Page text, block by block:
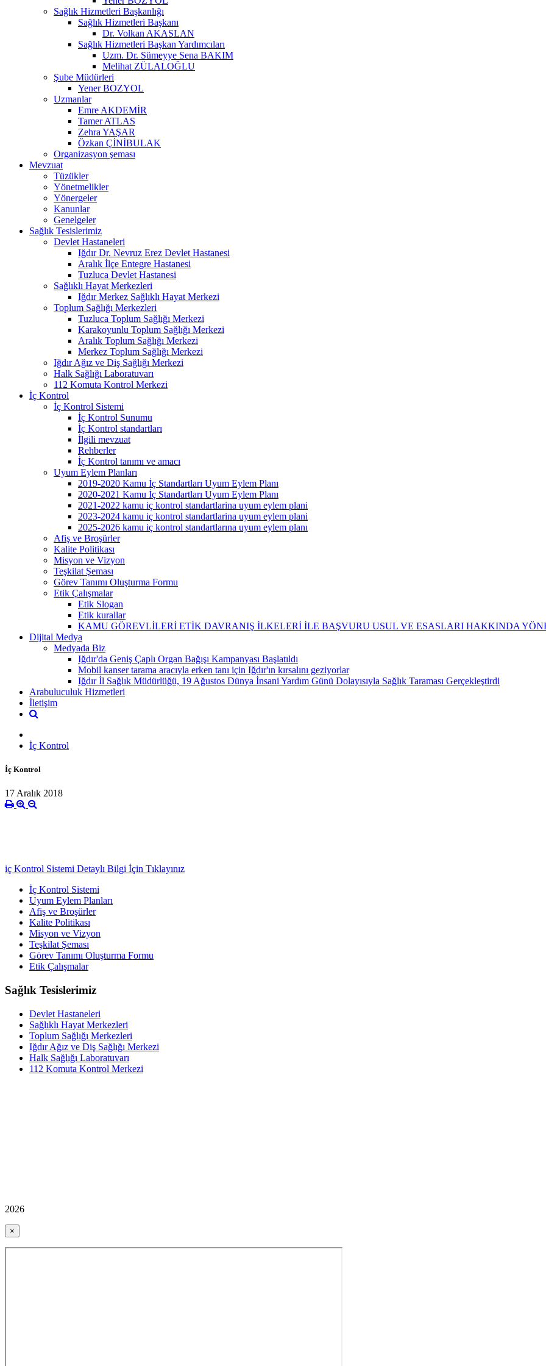
Sağlık Hizmetleri Başkanlığı
Sağlık Hizmetleri Başkanı
Dr. Volkan AKASLAN
Sağlık Hizmetleri Başkan Yardımcıları
Uzm. Dr. Sümeyye Sena BAKIM
Melihat ZÜLALOĞLU
Şube Müdürleri
Yener BOZYOL
Uzmanlar
Emre AKDEMİR
Tamer ATLAS
Zehra YAŞAR
Özkan ÇİNİBULAK
Organizasyon şeması
Mevzuat
Tüzükler
Yönetmelikler
Yönergeler
Kanunlar
Genelgeler
Sağlık Tesislerimiz
Devlet Hastaneleri
Iğdır Dr. Nevruz Erez Devlet Hastanesi
Aralık İlçe Entegre Hastanesi
Tuzluca Devlet Hastanesi
Sağlıklı Hayat Merkezleri
Iğdır Merkez Sağlıklı Hayat Merkezi
Toplum Sağlığı Merkezleri
Tuzluca Toplum Sağlığı Merkezi
Karakoyunlu Toplum Sağlığı Merkezi
Aralık Toplum Sağlığı Merkezi
Merkez Toplum Sağlığı Merkezi
Iğdır Ağız ve Diş Sağlığı Merkezi
Halk Sağlığı Laboratuvarı
112 Komuta Kontrol Merkezi
İç Kontrol
İç Kontrol Sistemi
İç Kontrol Sunumu
İç Kontrol standartları
İlgili mevzuat
Rehberler
İç Kontrol tanımı ve amacı
Uyum Eylem Planları
2019-2020 Kamu İç Standartları Uyum Eylem Planı
2020-2021 Kamu İç Standartları Uyum Eylem Planı
2021-2022 kamu iç kontrol standartlarina uyum eylem plani
2023-2024 kamu iç kontrol standartlarina uyum eylem plani
2025-2026 kamu iç kontrol standartlarına uyum eylem planı
Afiş ve Broşürler
Kalite Politikası
Misyon ve Vizyon
Teşkilat Şeması
Görev Tanımı Oluşturma Formu
Etik Çalışmalar
Etik Slogan
Etik kurallar
KAMU GÖREVLİLERİ ETİK DAVRANIŞ İLKELERİ İLE BAŞVURU USUL VE ESASLARI HAKKINDA
Dijital Medya
Medyada Biz
Iğdır'da Geniş Çaplı Organ Bağışı Kampanyası Başlatıldı
Mobil kanser tarama aracıyla erken tanı için Iğdır'ın kırsalını geziyorlar
Iğdır İl Sağlık Müdürlüğü, 19 Ağustos Dünya İnsani Yardım Günü Dolayısıyla Sağlık Taraması Gerçekleştirdi
Arabuluculuk Hizmetleri
İletişim
İç Kontrol
İç Kontrol
17 Aralık 2018
iç Kontrol Sistemi Detaylı Bilgi İçin Tıklayınız
İç Kontrol Sistemi
Uyum Eylem Planları
Afiş ve Broşürler
Kalite Politikası
Misyon ve Vizyon
Teşkilat Şeması
Görev Tanımı Oluşturma Formu
Etik Çalışmalar
Sağlık Tesislerimiz
Devlet Hastaneleri
Sağlıklı Hayat Merkezleri
Toplum Sağlığı Merkezleri
Iğdır Ağız ve Diş Sağlığı Merkezi
Halk Sağlığı Laboratuvarı
112 Komuta Kontrol Merkezi
2026
×